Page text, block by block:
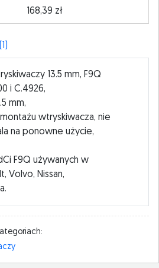
168,39 zł
13.5 mm, F9Q
i C.4926,
mm,
wtryskiwacza, nie
na ponowne użycie,
F9Q używanych w
Volvo, Nissan,